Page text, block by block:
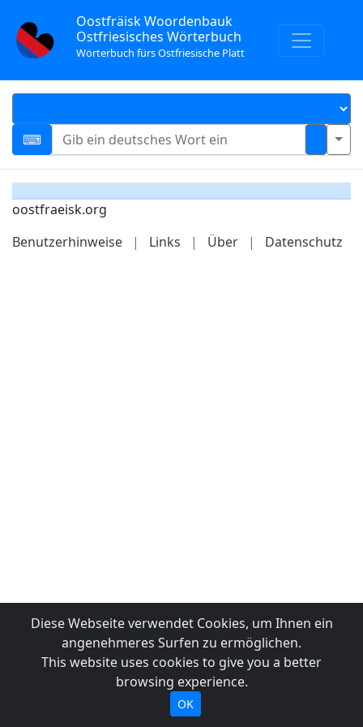
Oostfräisk Woordenbauk
Ostfriesisches Wörterbuch
Wörterbuch fürs Ostfriesische Platt
oostfraeisk.org
Benutzerhinweise
| Links | Über | Datenschutz
Diese Webseite verwendet Cookies, um Ihnen ein
angenehmeres Surfen zu ermöglichen.
This website uses cookies to give you a better
browsing experience.
OK